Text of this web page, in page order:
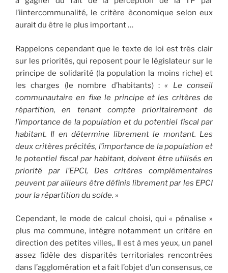
l’iintercommunalité, le critère èconomique selon eux
aurait du être le plus important …
Rappelons cependant que le texte de loi est trés clair
sur les priorités, qui reposent pour le législateur sur le
principe de solidarité (la population la moins riche) et
les charges (le nombre d’habitants) :« Le conseil
communautaire en fixe le principe et les critères de
répartition, en tenant compte prioritairement de
l’importance de la population et du potentiel fiscal par
habitant. Il en détermine librement le montant. Les
deux critères précités, l’importance de la population et
le potentiel fiscal par habitant, doivent être utilisés en
priorité par l’EPCI, Des critères complémentaires
peuvent par ailleurs être définis librement par les EPCI
pour la répartition du solde. »
Cependant, le mode de calcul choisi, qui « pénalise »
plus ma commune, intégre notamment un critère en
direction des petites villes,. Il est à mes yeux, un panel
assez fidèle des disparités territoriales rencontrées
dans l’agglomération et a fait l’objet d’un consensus, ce